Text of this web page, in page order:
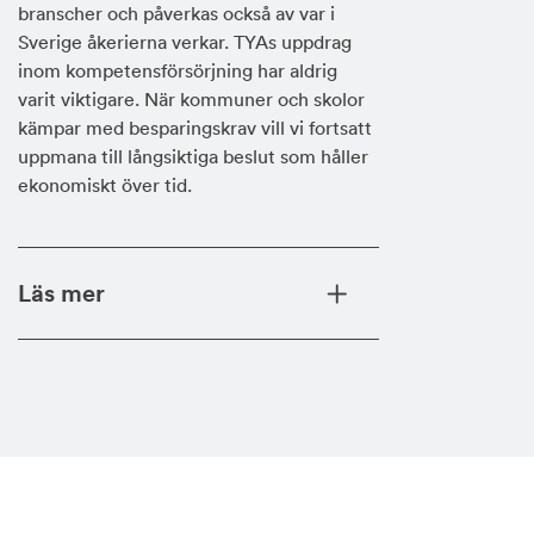
branscher och påverkas också av var i
Sverige åkerierna verkar. TYAs uppdrag
inom kompetensförsörjning har aldrig
varit viktigare. När kommuner och skolor
kämpar med besparingskrav vill vi fortsatt
uppmana till långsiktiga beslut som håller
ekonomiskt över tid.
Läs mer